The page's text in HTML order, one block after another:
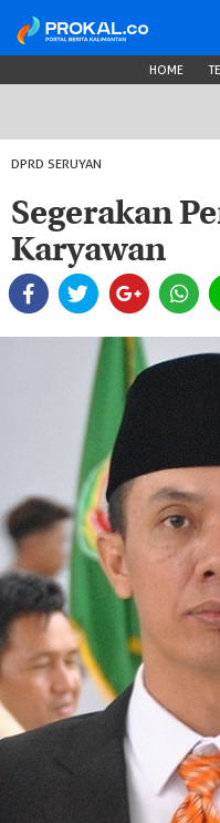
HOME
DPRD SERUYAN
Segerakan
Karyawan